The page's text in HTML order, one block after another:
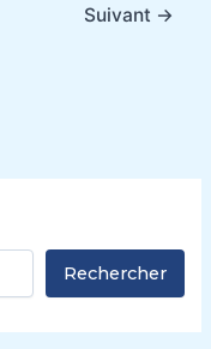
Suivant →
Rechercher